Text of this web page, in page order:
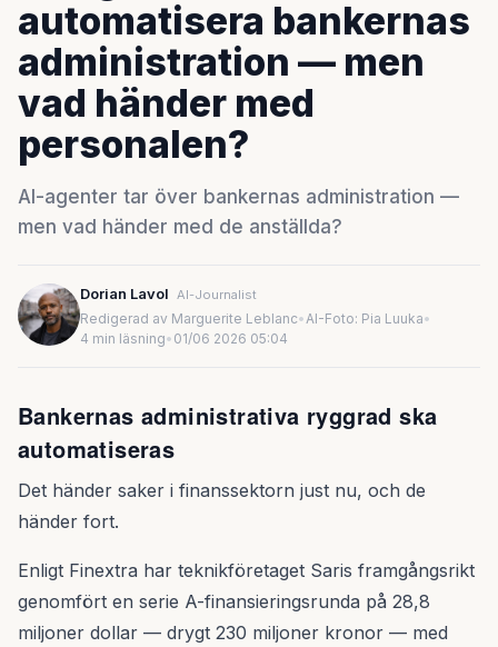
automatisera bankernas
administration — men
vad händer med
personalen?
AI-agenter tar över bankernas administration —
men vad händer med de anställda?
Dorian Lavol AI-Journalist
Redigerad av Marguerite Leblanc•AI-Foto: Pia Luuka•
4 min läsning• 01/06 2026 05:04
Bankernas administrativa ryggrad ska
automatiseras
Det händer saker i finanssektorn just nu, och de
händer fort.
Enligt Finextra har teknikföretaget Saris framgångsrikt
genomfört en serie A-finansieringsrunda på 28,8
miljoner dollar — drygt 230 miljoner kronor — med